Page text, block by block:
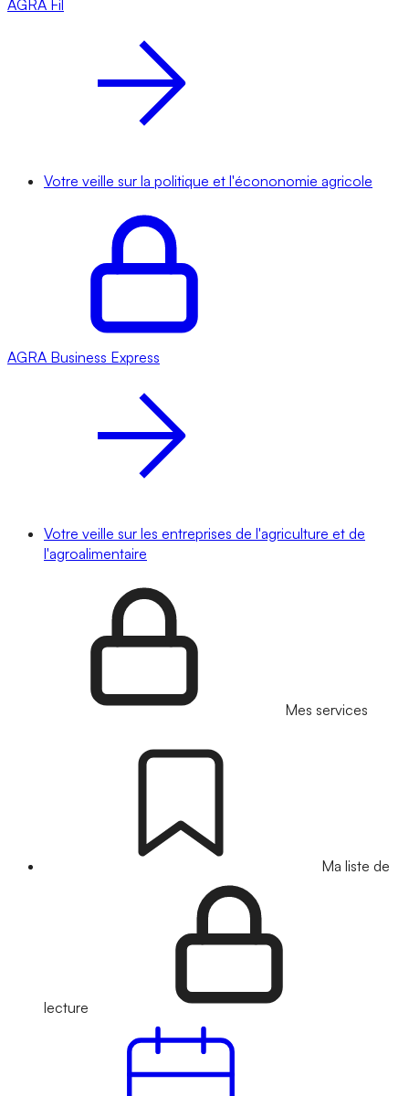
AGRA Fil
Votre veille sur la politique et l'écononomie agricole
AGRA Business Express
Votre veille sur les entreprises de l'agriculture et de
l'agroalimentaire
Mes services
Ma liste de
lecture